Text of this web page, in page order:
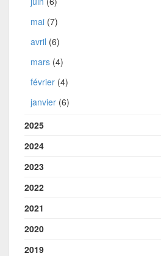
mai (7)
avril (6)
mars (4)
février (4)
janvier (6)
2025
2024
2023
2022
2021
2020
2019